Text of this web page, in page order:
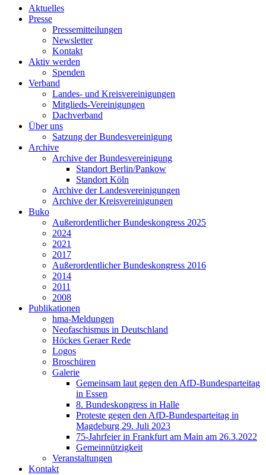
Aktuelles
Presse
Pressemitteilungen
Newsletter
Kontakt
Aktiv werden
Spenden
Verband
Landes- und Kreisvereinigungen
Mitglieds-Vereinigungen
Dachverband
Über uns
Satzung der Bundesvereinigung
Archive
Archive der Bundesvereinigung
Standort Berlin/Pankow
Standort Köln
Archive der Landesvereinigungen
Archive der Kreisvereinigungen
Buko
Außerordentlicher Bundeskongress 2025
2024
2021
2017
Außerordentlicher Bundeskongress 2016
2014
2011
2008
Publikationen
hma-Meldungen
Neofaschismus in Deutschland
Höckes Geraer Rede
Logos
Broschüren
Galerie
Gemeinsam laut gegen den AfD-Bundesparteitag
in Essen
8. Bundeskongress in Halle
Proteste gegen den AfD-Bundesparteitag in
Magdeburg 29. Juli 2023
75-Jahrfeier in Frankfurt am Main am 26.3.2022
Gemeinnützigkeit
Veranstaltungen
Kontakt